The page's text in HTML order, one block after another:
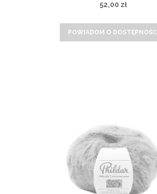
52,00 zł
POWIADOM O DOSTĘPNOŚCI